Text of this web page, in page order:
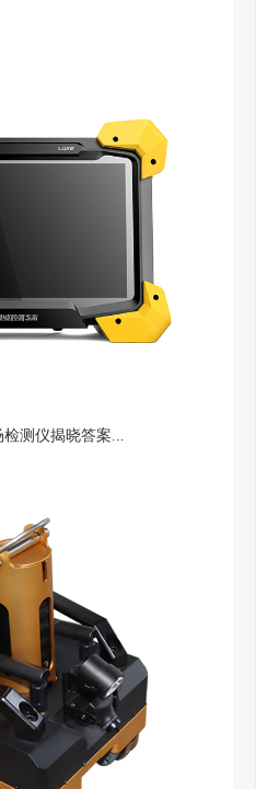
测仪揭晓答案...